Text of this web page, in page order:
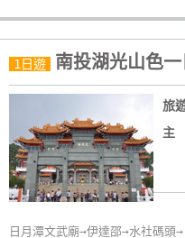
合
作
商
合
作
旅
1日遊 南投湖光山色
旅
主
日月潭文武廟→伊達邵→水社碼頭